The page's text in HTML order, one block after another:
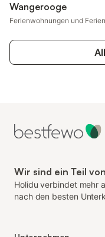
Wangerooge
Ferienwohnungen und
Wir sind ein Teil
Holidu verbindet mehr
nach den besten